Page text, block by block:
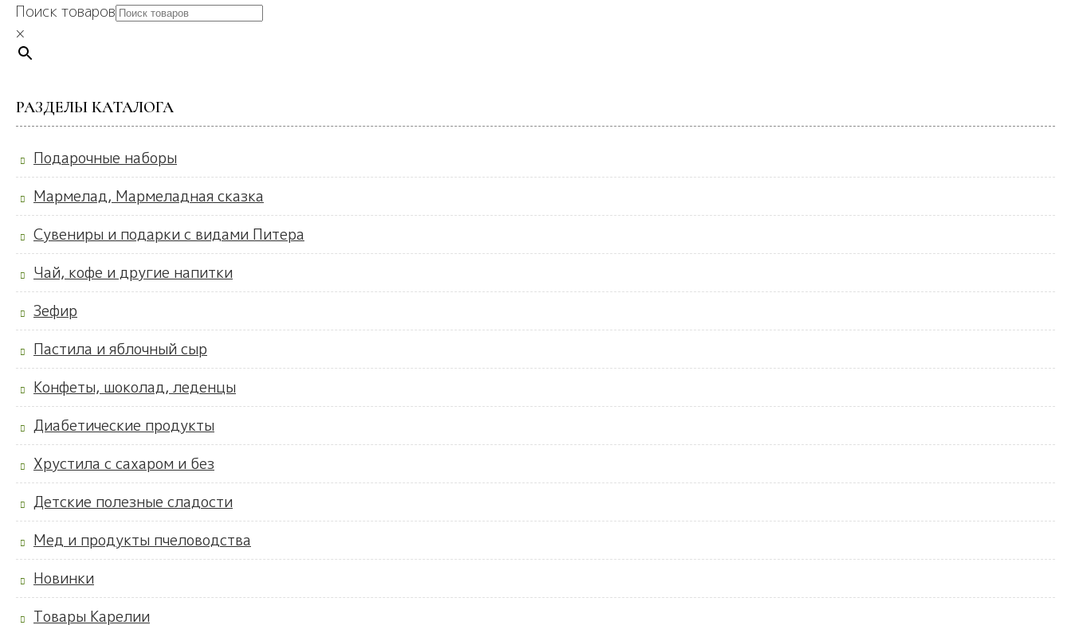
Поиск товаров
×
РАЗДЕЛЫ КАТАЛОГА
Подарочные наборы
Мармелад, Мармеладная сказка
Сувениры и подарки с видами Питера
Чай, кофе и другие напитки
Зефир
Пастила и яблочный сыр
Конфеты, шоколад, леденцы
Диабетические продукты
Хрустила с сахаром и без
Детские полезные сладости
Мед и продукты пчеловодства
Новинки
Товары Карелии